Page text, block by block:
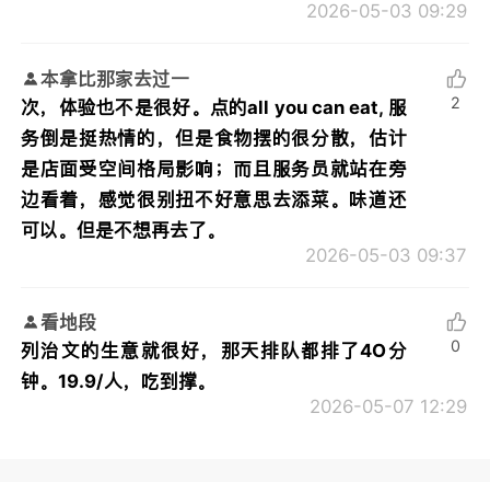
2026-05-03 09:29
本拿比那家去过一
次，体验也不是很好。点的all you can eat, 服
务倒是挺热情的，但是食物摆的很分散，估计
是店面受空间格局影响；而且服务员就站在旁
边看着，感觉很别扭不好意思去添菜。味道还
可以。但是不想再去了。
2026-05-03 09:37
2
看地段
列治文的生意就很好，那天排队都排了4O分
钟。19.9/人，吃到撑。
2026-05-07 12:29
0